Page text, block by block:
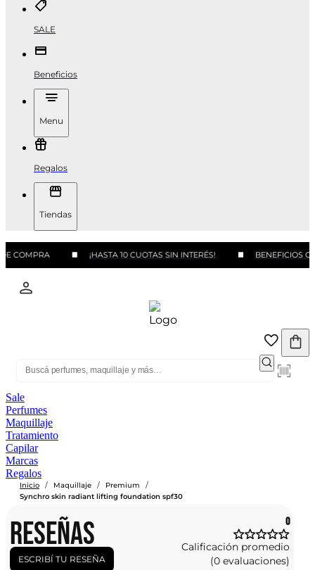
SALE
Beneficios
Menu
Regalos
Tiendas
COMPRA ¡HASTA 10 CUOTAS SIN INTERÉS! BENEFICIOS
Sale
Perfumes
Maquillaje
Tratamiento
Capilar
Marcas
Regalos
Inicio / Maquillaje / Premium /
Synchro skin radiant lifting foundation spf30
RESEÑAS
ESCRIBÍ TU RESEÑA
0
Calificación promedio
(0 evaluaciones)